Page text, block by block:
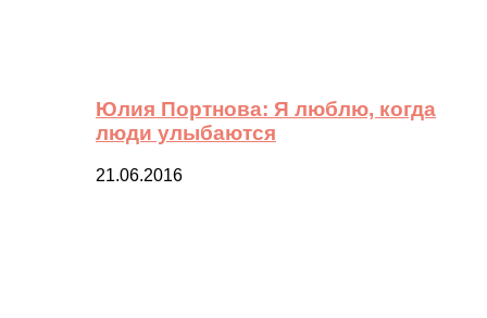
Юлия Портнова: Я люблю, когда
люди улыбаются
21.06.2016